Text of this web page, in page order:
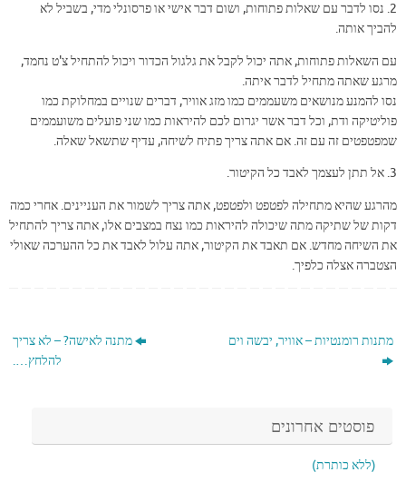
2. נסו לדבר עם שאלות פתוחות, ושום דבר אישי או פרסונלי מדי, בשביל לא
להביך אותה.
עם השאלות פתוחות, אתה יכול לקבל את גלגול הכדור ויכול להתחיל צ'ט נחמד,
מרגע שאתה מתחיל לדבר איתה.
נסו להמנע מנושאים משעממים כמו מזג אוויר, דברים שנויים במחלוקת כמו
פוליטיקה ודת, וכל דבר אשר יגרום לכם להיראות כמו שני פועלים משועממים
שמפטפטים זה עם זה. אם אתה צריך פתיח לשיחה, עדיף שתשאל שאלה.
3. אל תתן לעצמך לאבד כל הקיטור.
מהרגע שהיא מתחילה לפטפט ולפטפט, אתה צריך לשמור את העניינים. אחרי כמה
דקות של שתיקה מתה שיכולה להיראות כמו נצח במצבים אלו, אתה צריך להתחיל
את השיחה מחדש. אם תאבד את הקיטור, אתה עלול לאבד את כל ההערכה שאולי
הצטברה אצלה כלפיך.
מתנה לאישה? – לא צריך
להלחץ….
מתנות רומנטיות – אוויר, יבשה וים
פוסטים אחרונים
(ללא כותרת)